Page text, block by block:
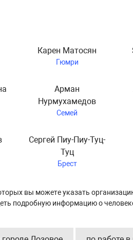
Карен Матосян
Гюмри
Арман
Нурмухамедов
Семей
Сергей Пиу-Пиу-Туц-
Туц
Брест
вы можете указать
подробную информацию о